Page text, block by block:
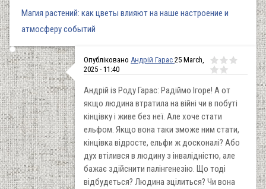
Магия растений: как цветы влияют на наше настроение и
атмосферу событий
Опубліковано Андрій Гарас 25 March,
2025 - 11:40
Андрій із Роду Гарас: Радіймо Ігоре! А от
якщо людина втратила на війні чи в побуті
кінцівку і живе без неї. Але хоче стати
ельфом. Якщо вона таки зможе ним стати,
кінцівка відросте, ельфи ж досконалі? Або
дух втілився в людину з інвалідністю, але
бажає здійснити палінгенезію. Що тоді
відбудеться? Людина зцілиться? Чи вона